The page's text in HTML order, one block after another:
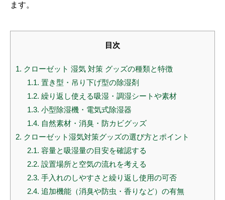
ます。
目次
1. クローゼット 湿気 対策 グッズの種類と特徴
1.1. 置き型・吊り下げ型の除湿剤
1.2. 繰り返し使える吸湿・調湿シートや素材
1.3. 小型除湿機・電気式除湿器
1.4. 自然素材・消臭・防カビグッズ
2. クローゼット湿気対策グッズの選び方とポイント
2.1. 容量と吸湿量の目安を確認する
2.2. 設置場所と空気の流れを考える
2.3. 手入れのしやすさと繰り返し使用の可否
2.4. 追加機能（消臭や防虫・香りなど）の有無